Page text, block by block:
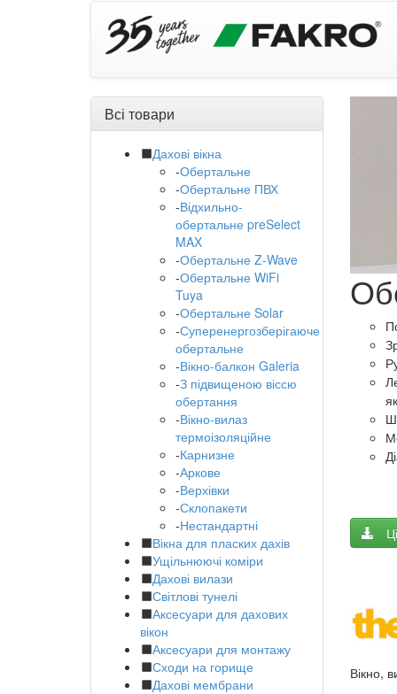
Всі товари
Дахові вікна
-Обертальне
-Обертальне ПВХ
-Відхильно-
обертальне preSelect
MAX
-Обертальне Z-Wave
-Обертальне WiFi
Tuya
-Обертальне Solar
-Суперенергозберігаюче
обертальне
-Вікно-балкон Galeria
-З підвищеною віссю
обертання
-Вікно-вилаз
термоізоляційне
-Карнизне
-Аркове
-Верхівки
-Склопакети
-Нестандартні
Вікна для пласких дахів
Ущільнюючі коміри
Дахові вилази
Світлові тунелі
Аксесуари для дахових
вікон
Аксесуари для монтажу
Сходи на горище
Дахові мембрани
Вікно,